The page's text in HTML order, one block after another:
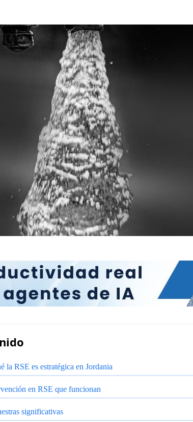
la RSE es estratégica en Jordania
en RSE que funcionan
significativas